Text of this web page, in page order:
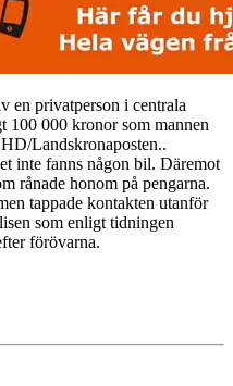
en privatperson i centrala
100 000 kronor som mannen
Landskronaposten..
inte fanns någon bil. Däremot
rånade honom på pengarna.
tappade kontakten utanför
som enligt tidningen
förövarna.